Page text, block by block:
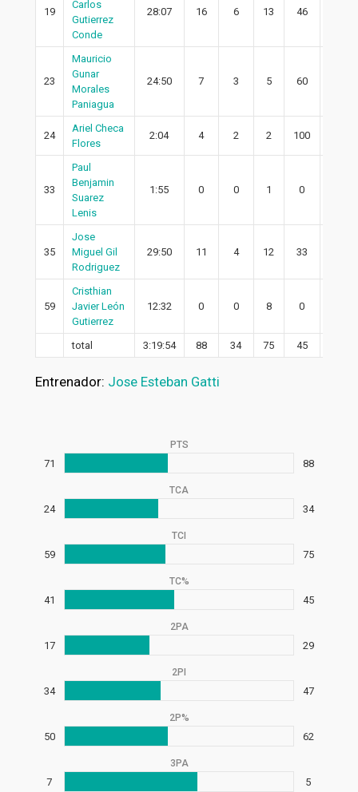
19
Carlos
Gutierrez
Conde
28:07 16 6 13 46
23
Mauricio
Gunar
Morales
Paniagua
24:50 7 3 5 60
24
Ariel Checa
Flores
2:04 4 2 2 100
33
Paul
Benjamin
Suarez
Lenis
1:55 0 0 1 0
35
Jose
Miguel Gil
Rodriguez
29:50 11 4 12 33
59
Cristhian
Javier León
Gutierrez
12:32 0 0 8 0
total 3:19:54 88 34 75 45
Entrenador: Jose Esteban Gatti
PTS
71 88
TCA
24 34
TCI
59 75
TC%
41 45
2PA
17 29
2PI
34 47
2P%
50 62
3PA
7 5